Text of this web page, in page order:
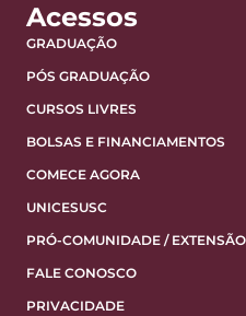
Acessos
GRADUAÇÃO
PÓS GRADUAÇÃO
CURSOS LIVRES
BOLSAS E FINANCIAMENTOS
COMECE AGORA
UNICESUSC
PRÓ-COMUNIDADE /
FALE CONOSCO
PRIVACIDADE